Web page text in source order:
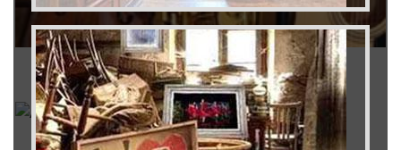
Rachat instrument de musique 79